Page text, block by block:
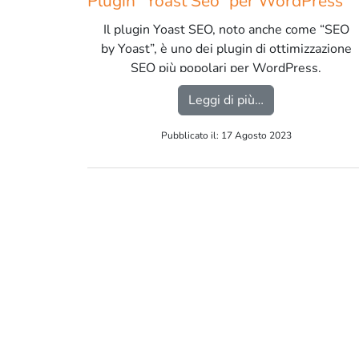
Il plugin Yoast SEO, noto anche come “SEO
by Yoast”, è uno dei plugin di ottimizzazione
SEO più popolari per WordPress.
Esso offre una serie di funzionalità per
migliorare il posizionamento organico del tuo
Ecco una panoramica delle recensioni
generali sul plugin: […]
Leggi di più…
Pubblicato il: 17 Agosto 2023